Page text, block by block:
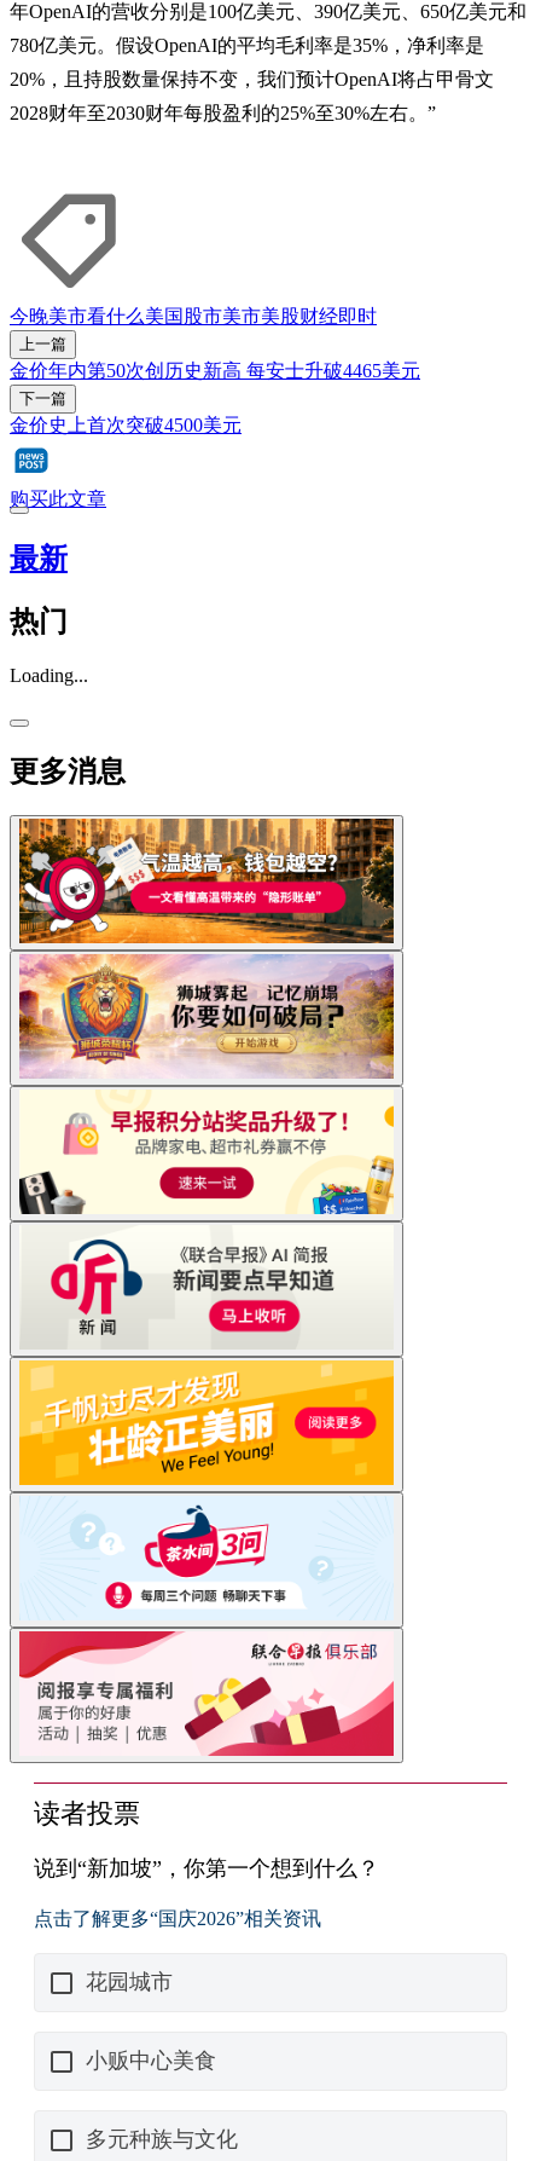
年OpenAI的营收分别是100亿美元、390亿美元、650亿美元和
780亿美元。假设OpenAI的平均毛利率是35%，净利率是
20%，且持股数量保持不变，我们预计OpenAI将占甲骨文
2028财年至2030财年每股盈利的25%至30%左右。”
今晚美市看什么美国股市美市美股财经即时
上一篇
金价年内第50次创历史新高 每安士升破4465美元
下一篇
金价史上首次突破4500美元
购买此文章
最新
热门
Loading...
更多消息